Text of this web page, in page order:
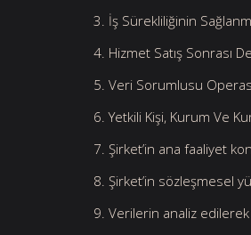
İş Sürekliliğinin
Hizmet Satış Sonrası
Veri Sorumlusu
Yetkili Kişi, Kurum Ve
Şirket’in ana faaliyet
Şirket’in sözleşmesel
Verilerin analiz